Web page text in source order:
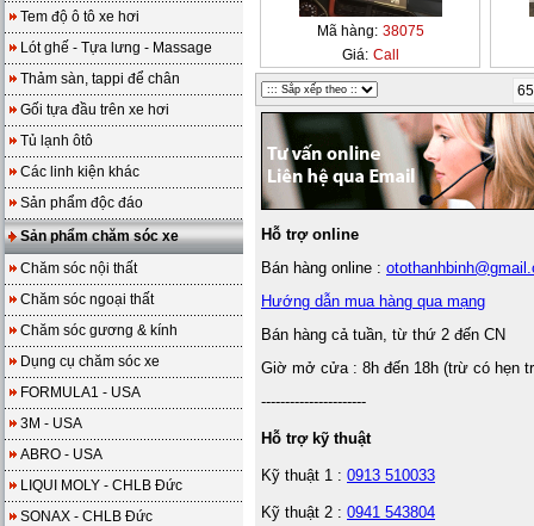
Tem độ ô tô xe hơi
Lót ghế - Tựa lưng - Massage
Thảm sàn, tappi để chân
Gối tựa đầu trên xe hơi
Tủ lạnh ôtô
Các linh kiện khác
Sản phẩm độc đáo
Sản phẩm chăm sóc xe
Chăm sóc nội thất
Chăm sóc ngoại thất
Chăm sóc gương & kính
Dụng cụ chăm sóc xe
FORMULA1 - USA
3M - USA
ABRO - USA
LIQUI MOLY - CHLB Đức
SONAX - CHLB Đức
Mã hàng: 38075
Giá: Call
Hỗ trợ online
Bán hàng online :
Hướng dẫn mua hàng qua mạng
Bán hàng cả tuần, từ thứ 2 đến CN
Giờ mở cửa : 8h đến 18h (trừ có hẹn
----------------------
Hỗ trợ kỹ thuật
Kỹ thuật 1 : 0913 510033
Kỹ thuật 2 : 0941 543804